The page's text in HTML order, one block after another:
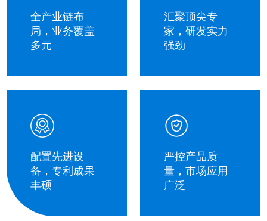
全产业链布
局，业务覆盖
多元
汇聚顶尖专
家，研发实力
强劲
配置先进设
备，专利成果
丰硕
严控产品质
量，市场应用
广泛